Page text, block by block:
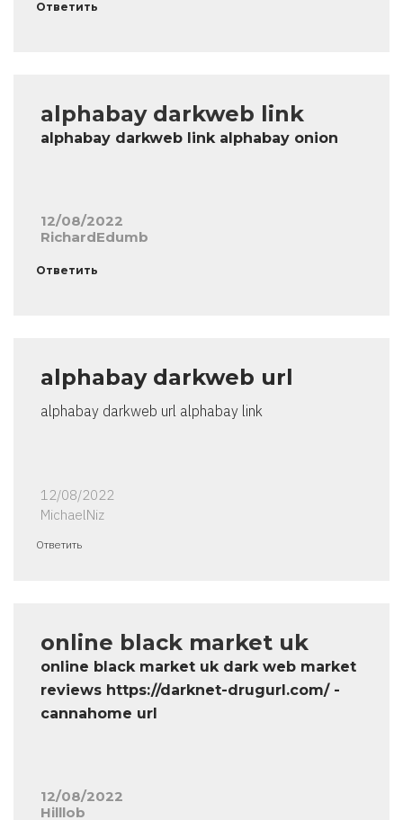
Ответить
alphabay darkweb link
alphabay darkweb link alphabay onion
12/08/2022
RichardEdumb
Ответить
alphabay darkweb url
alphabay darkweb url alphabay link
12/08/2022
MichaelNiz
Ответить
online black market uk
online black market uk dark web market
reviews https://darknet-drugurl.com/ -
cannahome url
12/08/2022
Hilllob